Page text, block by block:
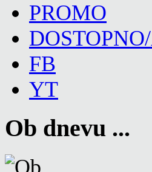
PROMO
FB
YT
Ob dnevu ...